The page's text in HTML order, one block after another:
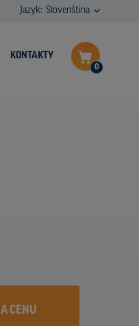
Jazyk: Slovenština
0
KONTAKTY
CENU